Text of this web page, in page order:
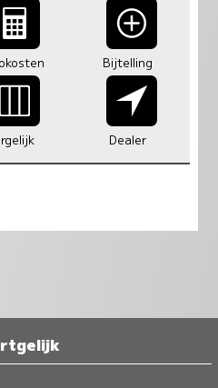
Bijtelling
Dealer